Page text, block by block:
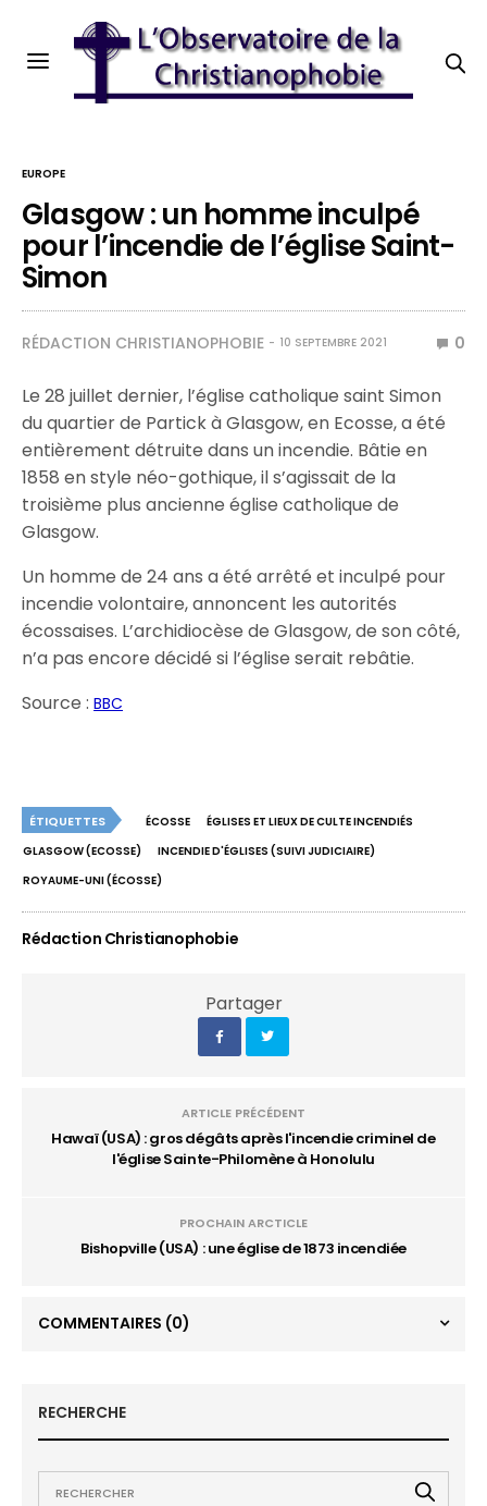
EUROPE
Glasgow : un homme inculpé
pour l’incendie de l’église Saint-
Simon
RÉDACTION CHRISTIANOPHOBIE 10 SEPTEMBRE 2021 0
Le 28 juillet dernier, l’église catholique saint Simon
du quartier de Partick à Glasgow, en Ecosse, a été
entièrement détruite dans un incendie. Bâtie en
1858 en style néo-gothique, il s’agissait de la
troisième plus ancienne église catholique de
Glasgow.
Un homme de 24 ans a été arrêté et inculpé pour
incendie volontaire, annoncent les autorités
écossaises. L’archidiocèse de Glasgow, de son côté,
n’a pas encore décidé si l’église serait rebâtie.
Source :BBC
ÉTIQUETTES ÉCOSSE
ÉGLISES ET LIEUX DE CULTE INCENDIÉS
GLASGOW (ECOSSE)
INCENDIE D'ÉGLISES (SUIVI JUDICIAIRE)
ROYAUME-UNI (ÉCOSSE)
Rédaction Christianophobie
Partager
ARTICLE PRÉCÉDENT
Hawaï (USA) : gros dégâts après l'incendie criminel de
l'église Sainte-Philomène à Honolulu
PROCHAIN ARCTICLE
Bishopville (USA) : une église de 1873 incendiée
COMMENTAIRES (0)
RECHERCHE